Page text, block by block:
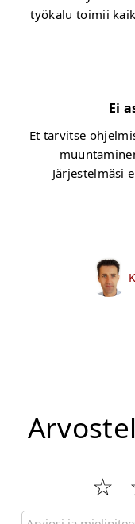
työkalu toimii
Ei
Et tarvitse
Järjestelmäsi